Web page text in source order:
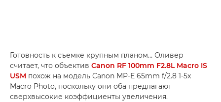
Готовность к съемке крупным планом… Оливер
считает, что объектив Canon RF 100mm F2.8L Macro IS
USM похож на модель Canon MP-E 65mm f/2.8 1-5x
Macro Photo, поскольку они оба предлагают
сверхвысокие коэффициенты увеличения.